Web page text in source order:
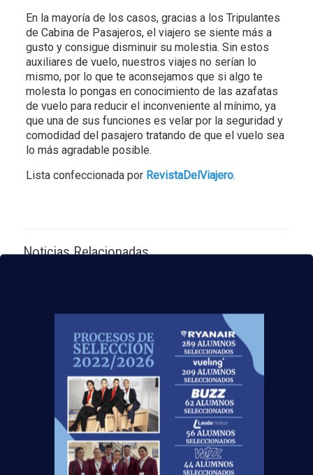
En la mayoría de los casos, gracias a los Tripulantes
de Cabina de Pasajeros, el viajero se siente más a
gusto y consigue disminuir su molestia. Sin estos
auxiliares de vuelo, nuestros viajes no serían lo
mismo, por lo que te aconsejamos que si algo te
molesta lo pongas en conocimiento de las azafatas
de vuelo para reducir el inconveniente al mínimo, ya
que una de sus funciones es velar por la seguridad y
comodidad del pasajero tratando de que el vuelo sea
lo más agradable posible.
Lista confeccionada por RevistaDelViajero.
Noticias Relacionadas
quieren ser TCP
Leer más
Nuevas rutas en España y por qué la aviación
te busca en 2026
Leer más